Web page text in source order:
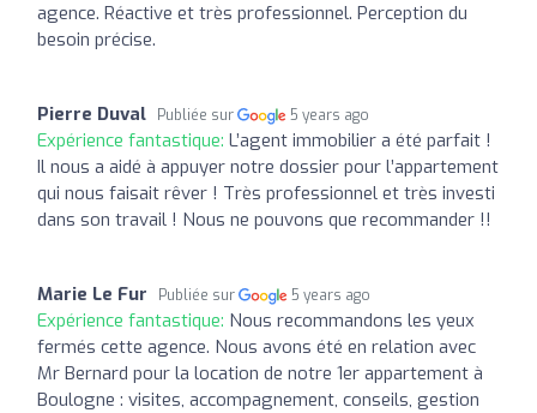
agence. Réactive et très professionnel. Perception du
besoin précise.
Pierre Duval Publiée sur 5 years ago
Expérience fantastique: L’agent immobilier a été parfait !
Il nous a aidé à appuyer notre dossier pour l’appartement
qui nous faisait rêver ! Très professionnel et très investi
dans son travail ! Nous ne pouvons que recommander !!
Marie Le Fur Publiée sur 5 years ago
Expérience fantastique: Nous recommandons les yeux
fermés cette agence. Nous avons été en relation avec
Mr Bernard pour la location de notre 1er appartement à
Boulogne : visites, accompagnement, conseils, gestion